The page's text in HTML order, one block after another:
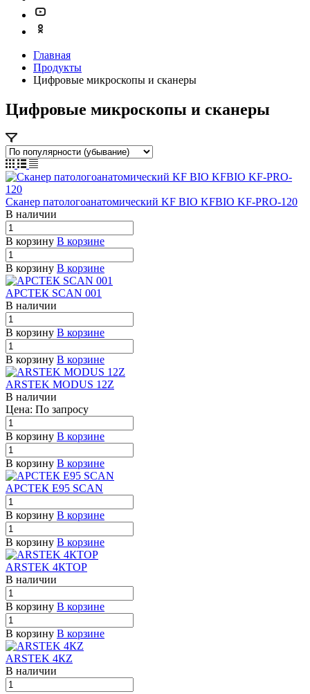
Главная
Продукты
Цифровые микроскопы и сканеры
Цифровые микроскопы и сканеры
Сканер патологоанатомический KF BIO KFBIO KF-PRO-120
В наличии
В корзину В корзине
В корзину В корзине
АРСТЕК SCAN 001
В наличии
В корзину В корзине
В корзину В корзине
ARSTEK MODUS 12Z
В наличии
Цена: По запросу
В корзину В корзине
В корзину В корзине
АРСТЕК E95 SCAN
В корзину В корзине
В корзину В корзине
ARSTEK 4КTOP
В наличии
В корзину В корзине
В корзину В корзине
ARSTEK 4КZ
В наличии